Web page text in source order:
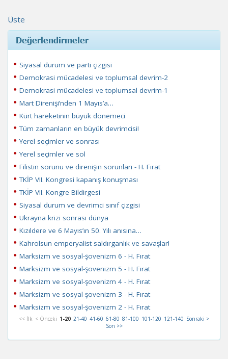
Üste
Değerlendirmeler
Siyasal durum ve parti çizgisi
Demokrasi mücadelesi ve toplumsal devrim-2
Demokrasi mücadelesi ve toplumsal devrim-1
Mart Direnişi’nden 1 Mayıs’a…
Kürt hareketinin büyük dönemeci
Tüm zamanların en büyük devrimcisi!
Yerel seçimler ve sonrası
Yerel seçimler ve sol
Filistin sorunu ve direnişin sorunları - H. Fırat
TKİP VII. Kongresi kapanış konuşması
TKİP VII. Kongre Bildirgesi
Siyasal durum ve devrimci sınıf çizgisi
Ukrayna krizi sonrası dünya
Kızıldere ve 6 Mayıs’ın 50. Yılı anısına…
Kahrolsun emperyalist saldırganlık ve savaşlar!
Marksizm ve sosyal-şovenizm 6 - H. Fırat
Marksizm ve sosyal-şovenizm 5 - H. Fırat
Marksizm ve sosyal-şovenizm 4 - H. Fırat
Marksizm ve sosyal-şovenizm 3 - H. Fırat
Marksizm ve sosyal-şovenizm 2 - H. Fırat
<< İlk < Önceki 1-20 21-40 41-60 61-80 81-100 101-120 121-140 Sonraki >
Son >>